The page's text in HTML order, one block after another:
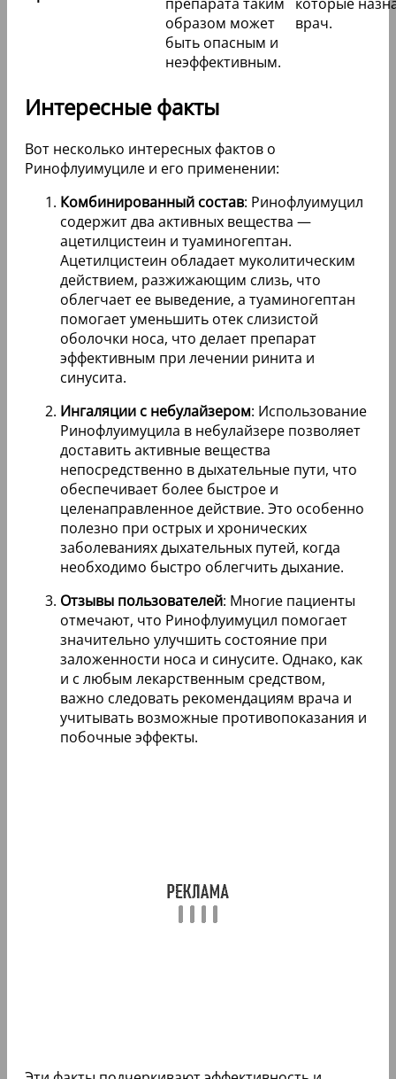
образом может
быть опасным и
неэффективным.
врач.
Интересные факты
Вот несколько интересных фактов о
Ринофлуимуциле и его применении:
Комбинированный состав: Ринофлуимуцил
содержит два активных вещества —
ацетилцистеин и туаминогептан.
Ацетилцистеин обладает муколитическим
действием, разжижающим слизь, что
облегчает ее выведение, а туаминогептан
помогает уменьшить отек слизистой
оболочки носа, что делает препарат
эффективным при лечении ринита и
синусита.
Ингаляции с небулайзером: Использование
Ринофлуимуцила в небулайзере позволяет
доставить активные вещества
непосредственно в дыхательные пути, что
обеспечивает более быстрое и
целенаправленное действие. Это особенно
полезно при острых и хронических
заболеваниях дыхательных путей, когда
необходимо быстро облегчить дыхание.
Отзывы пользователей: Многие пациенты
отмечают, что Ринофлуимуцил помогает
значительно улучшить состояние при
заложенности носа и синусите. Однако, как
и с любым лекарственным средством,
важно следовать рекомендациям врача и
учитывать возможные противопоказания и
побочные эффекты.